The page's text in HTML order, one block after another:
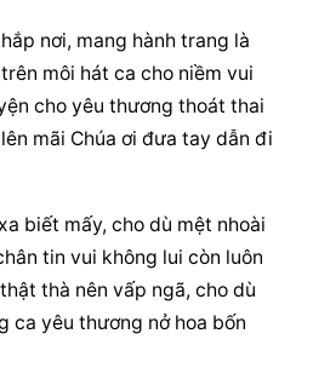
nơi, mang hành trang là
môi hát ca cho niềm vui
cho yêu thương thoát thai
mãi Chúa ơi đưa tay dẫn đi
biết mấy, cho dù mệt nhoài
tin vui không lui còn luôn
thà nên vấp ngã, cho dù
ca yêu thương nở hoa bốn